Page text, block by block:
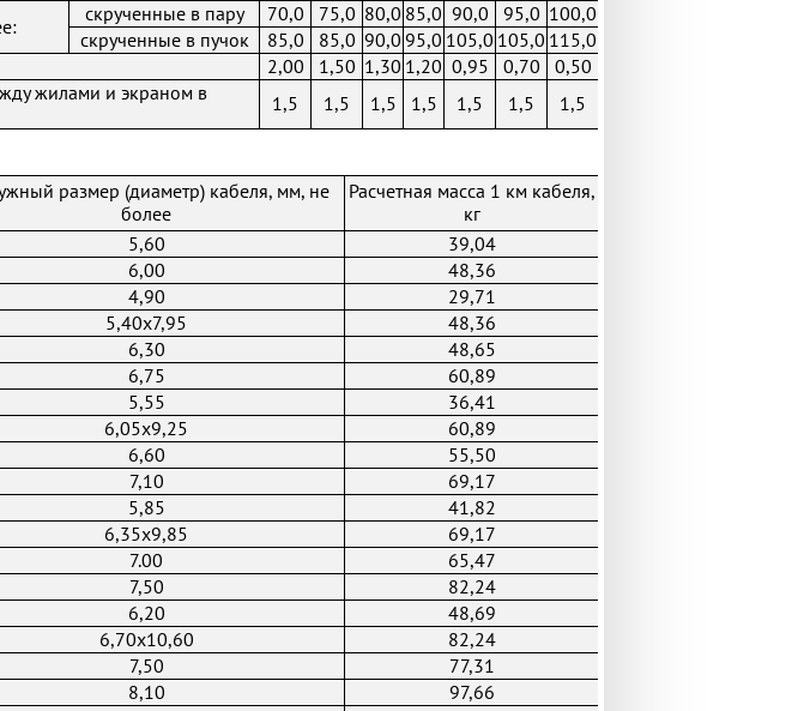
скрученные в пару 70,0 75,0 80,0 85,0 90,0 95,0 100,0
скрученные в пучок
85,0 85,0 90,0 95,0 105,0 105,0 115,0
2,00 1,50 1,30 1,20 0,95 0,70
0,50
жилами и экраном в
1,5 1,5 1,5 1,5 1,5 1,5 1,5
размер (диаметр) кабеля, мм, не
более
Расчетная масса 1 км кабеля,
кг
5,60
39,04
6,00
48,36
4,90
29,71
5,40x7,95 48,36
6,30
48,65
6,75
60,89
5,55
36,41
6,05x9,25 60,89
6,60
55,50
7,10
69,17
5,85
41,82
6,35x9,85 69,17
7.00
65,47
7,50
82,24
6,20
48,69
6,70x10,60 82,24
7,50
77,31
8,10
97,66